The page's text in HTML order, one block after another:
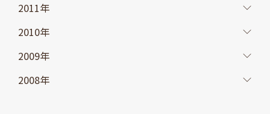
2011年
2010年
2009年
2008年